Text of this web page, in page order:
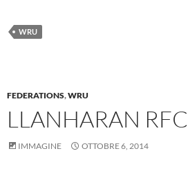
WRU
FEDERATIONS,WRU
LLANHARAN RFC
IMMAGINE OTTOBRE 6, 2014